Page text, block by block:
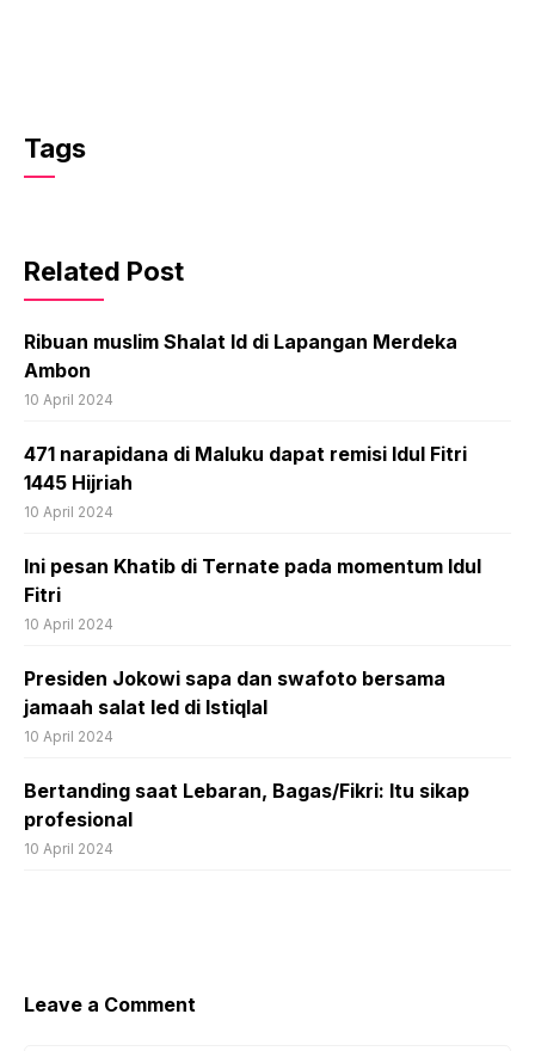
Tags
Related Post
Ribuan muslim Shalat Id di Lapangan Merdeka
Ambon
10 April 2024
471 narapidana di Maluku dapat remisi Idul Fitri
1445 Hijriah
10 April 2024
Ini pesan Khatib di Ternate pada momentum Idul
Fitri
10 April 2024
Presiden Jokowi sapa dan swafoto bersama
jamaah salat Ied di Istiqlal
10 April 2024
Bertanding saat Lebaran, Bagas/Fikri: Itu sikap
profesional
10 April 2024
Leave a Comment